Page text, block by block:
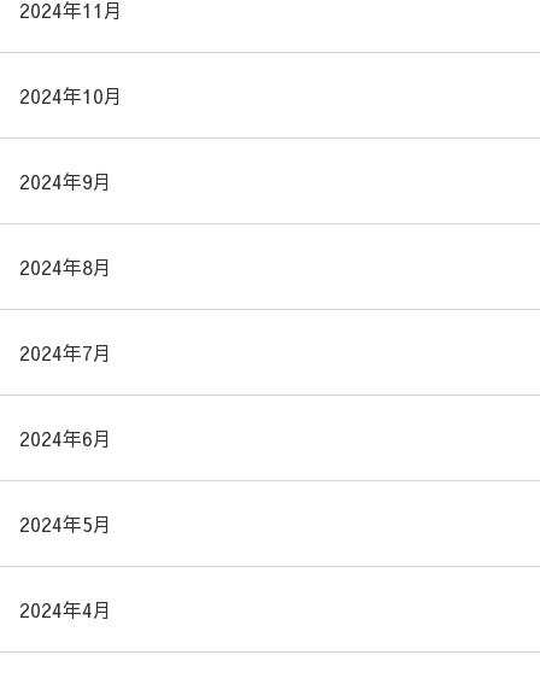
2024年11月
2024年10月
2024年9月
2024年8月
2024年7月
2024年6月
2024年5月
2024年4月